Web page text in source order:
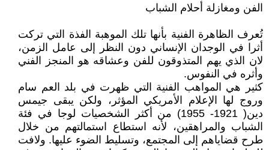
الفن ومغازلة أحلام الشباب
تُعرف الظاهرة الفنية بأنها تلك الموهبة الفذة التي تركت
أثرا في الوجدان الإنساني دون النظر إلى عامل الزمن،
لان الذي يهم المتذوقون للفن وعشاقه هو المنجز الفني
وأثره في النفوس.
كثير هي المواهب الفنية التي ظهرت في بلد العم سام
وروج لها الإعلام الأمريكي المؤثر، ولكن يبقى جيمس
دين( 1921- 1955) من أكثر الشخصيات لوجا في فئة
الشباب والمراهقين، لأنه استطاع استمالتهم من خلال
طرح قضاياهم إلى المجتمع، وتسليط الضوء عليها. ولافت